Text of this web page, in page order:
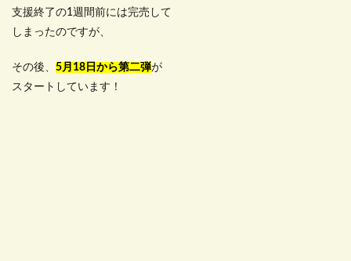
支援終了の1週間前には完売して
しまったのですが、
その後、 5月18日から第二弾が
スタートしています！